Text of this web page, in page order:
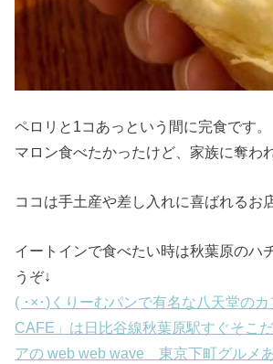
ペロリと1コあっという間に完食です。
マロン食べたかったけど、家族に奪わ
ココは手土産や差し入れに喜ばれるお
イートインで食べたい時は秋葉原のハ
うぞ↓
( ･×･)くりーむパンで有名な八天堂の
CAFE」は日比谷線秋葉原駅すぐそこ
アの web web wave 東京下町グルメ